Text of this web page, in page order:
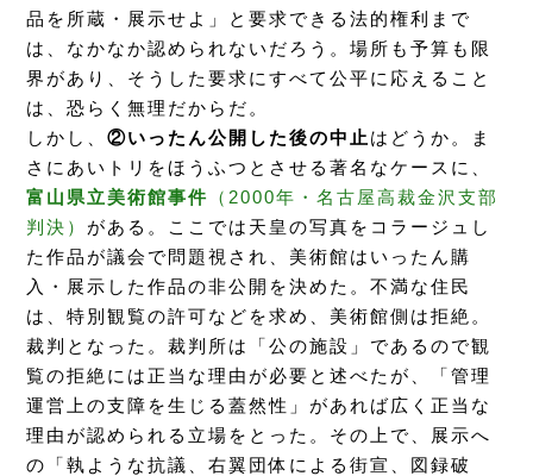
品を所蔵・展示せよ」と要求できる法的権利まで
は、なかなか認められないだろう。場所も予算も限
界があり、そうした要求にすべて公平に応えること
は、恐らく無理だからだ。
しかし、②いったん公開した後の中止 はどうか。ま
さにあいトリをほうふつとさせる著名なケースに、
富山県立美術館事件 （2000年・名古屋高裁金沢支部
判決） がある。ここでは天皇の写真をコラージュし
た作品が議会で問題視され、美術館はいったん購
入・展示した作品の非公開を決めた。不満な住民
は、特別観覧の許可などを求め、美術館側は拒絶。
裁判となった。裁判所は「公の施設」であるので観
覧の拒絶には正当な理由が必要と述べたが、「管理
運営上の支障を生じる蓋然性」があれば広く正当な
理由が認められる立場をとった。その上で、展示へ
の「執ような抗議、右翼団体による街宣、図録破